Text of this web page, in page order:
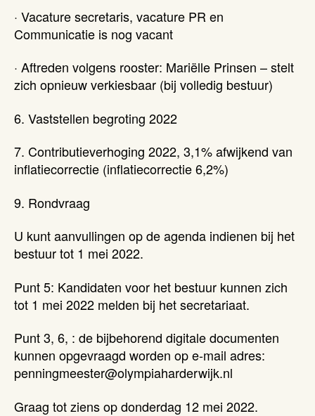
· Vacature secretaris, vacature PR en
Communicatie is nog vacant
· Aftreden volgens rooster: Mariëlle Prinsen – stelt
zich opnieuw verkiesbaar (bij volledig bestuur)
6. Vaststellen begroting 2022
7. Contributieverhoging 2022, 3,1% afwijkend van
inflatiecorrectie (inflatiecorrectie 6,2%)
9. Rondvraag
U kunt aanvullingen op de agenda indienen bij het
bestuur tot 1 mei 2022.
Punt 5: Kandidaten voor het bestuur kunnen zich
tot 1 mei 2022 melden bij het secretariaat.
Punt 3, 6, : de bijbehorend digitale documenten
kunnen opgevraagd worden op e-mail adres:
penningmeester@olympiaharderwijk.nl
Graag tot ziens op donderdag 12 mei 2022.